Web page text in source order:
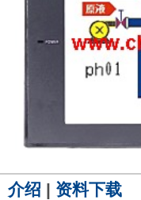
介绍 | 资料下载